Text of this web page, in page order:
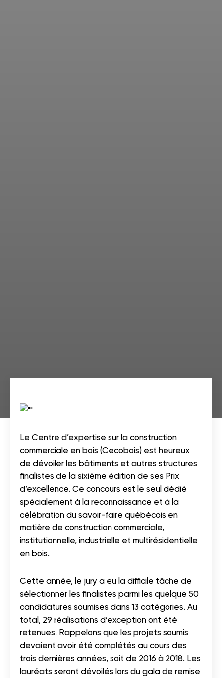
Le Centre d’expertise sur la construction
commerciale en bois (Cecobois) est heureux
de dévoiler les bâtiments et autres structures
finalistes de la sixième édition de ses Prix
d’excellence. Ce concours est le seul dédié
spécialement à la reconnaissance et à la
célébration du savoir-faire québécois en
matière de construction commerciale,
institutionnelle, industrielle et multirésidentielle
en bois.
Cette année, le jury a eu la difficile tâche de
sélectionner les finalistes parmi les quelque 50
candidatures soumises dans 13 catégories. Au
total, 29 réalisations d’exception ont été
retenues. Rappelons que les projets soumis
devaient avoir été complétés au cours des
trois dernières années, soit de 2016 à 2018. Les
lauréats seront dévoilés lors du gala de remise